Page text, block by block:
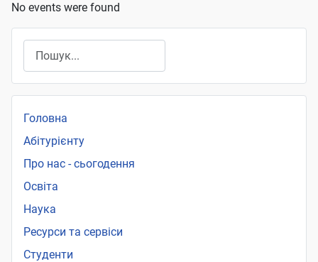
No events were found
Головна
Абітурієнту
Про нас - сьогодення
Освіта
Наука
Ресурси та сервіси
Студенти